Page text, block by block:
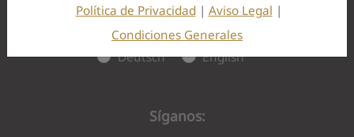
Subscribe
Deutsch English
Síganos:
Política de Privacidad | Aviso Legal |
Condiciones Generales